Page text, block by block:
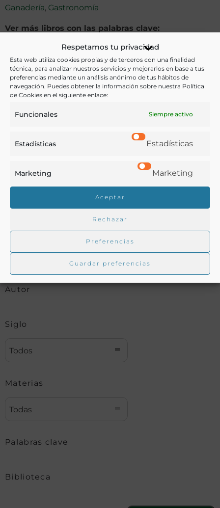
Respetamos tu privacidad
Esta web utiliza cookies propias y de terceros con una finalidad
técnica, para analizar nuestros servicios y mejorarlos en base a tus
preferencias mediante un análisis anónimo de tus hábitos de
navegación. Puedes obtener la información sobre nuestra Política
de Cookies en el siguiente enlace:
Funcionales Siempre activo
Estadísticas Estadísticas
Marketing Marketing
Aceptar
Rechazar
Preferencias
Guardar preferencias
Ganadería, Gastronomía
Ver más libros con las palabras clave:
Meriendas,Vacas lecheras
COMPARTIR
Buscar en la biblioteca
Biblioteca digital Duque de Ahumada
Autor
Siglo
Todos
Materias
Todas
Palabras clave
Biblioteca